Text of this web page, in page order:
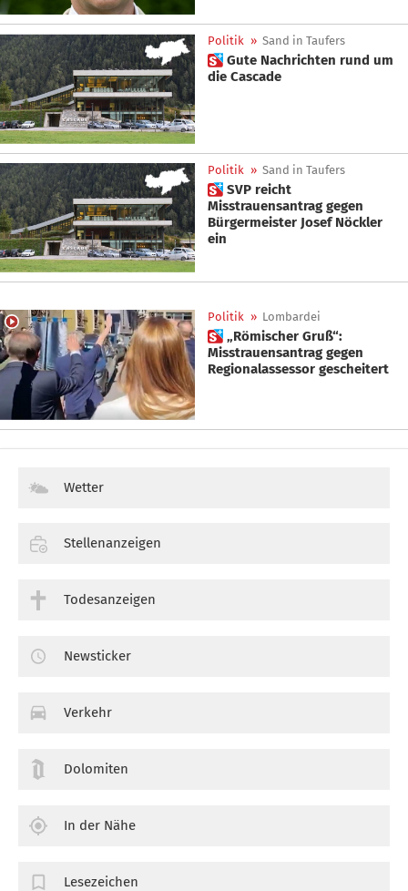
Politik » Sand in Taufers
 Gute Nachrichten rund um
die Cascade
Politik » Sand in Taufers
 SVP reicht
Misstrauensantrag gegen
Bürgermeister Josef Nöckler
ein
Politik » Lombardei
 „Römischer Gruß“:
Misstrauensantrag gegen
Regionalassessor gescheitert
Wetter
Stellenanzeigen
Todesanzeigen
Newsticker
Verkehr
Dolomiten
In der Nähe
Lesezeichen